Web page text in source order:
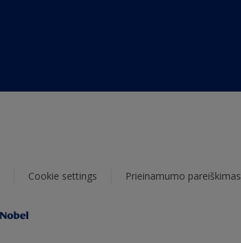
Cookie settings Prieinamumo pareiškimas